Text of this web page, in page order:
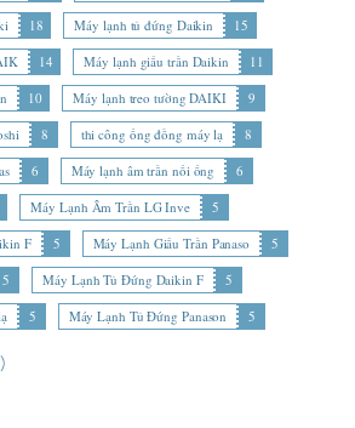
18 Máy lạnh tủ đứng Daikin
15
14 Máy lạnh giấu trần Daikin
11
10 Máy lạnh treo tường DAIKI
9
8 thi công ống đồng máy lạ
8
6 Máy lạnh âm trần nối ống
6
Máy Lạnh Âm Trần LG Inve
5
F
5 Máy Lạnh Giấu Trần Panaso
5
5 Máy Lạnh Tủ Đứng Daikin F
5
5 Máy Lạnh Tủ Đứng Panason 5